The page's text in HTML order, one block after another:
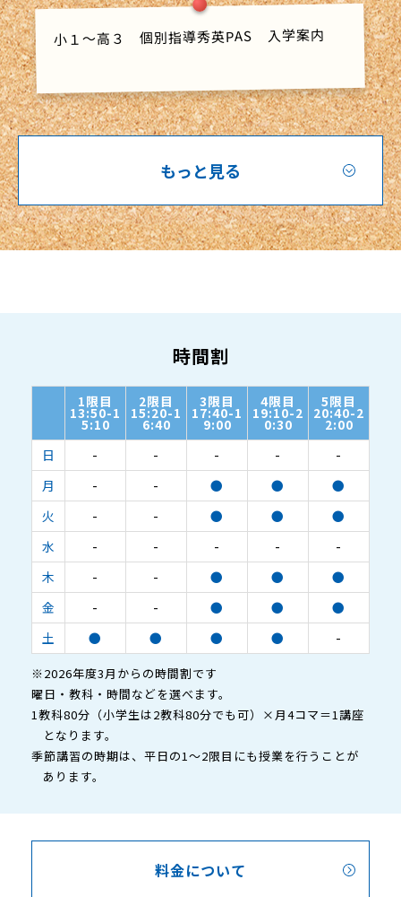
小１～高３ 個別指導秀英PAS 入学案内
もっと見る
時間割
1限目
13:50-1
5:10
2限目
15:20-1
6:40
3限目
17:40-1
9:00
4限目
19:10-2
0:30
5限目
20:40-2
2:00
日
- - - -
-
月
- - ● ●
●
火
- - ● ●
●
水
- - - -
-
木
- - ● ●
●
金
- - ● ●
●
土
● ● ● ● -
※2026年度3月からの時間割です
曜日・教科・時間などを選べます。
1教科80分（小学生は2教科80分でも可）×月4コマ＝1講座
となります。
季節講習の時期は、平日の1～2限目にも授業を行うことが
あります。
料金について